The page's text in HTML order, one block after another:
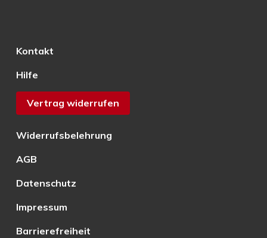
Kontakt
Hilfe
Vertrag widerrufen
Widerrufsbelehrung
AGB
Datenschutz
Impressum
Barrierefreiheit